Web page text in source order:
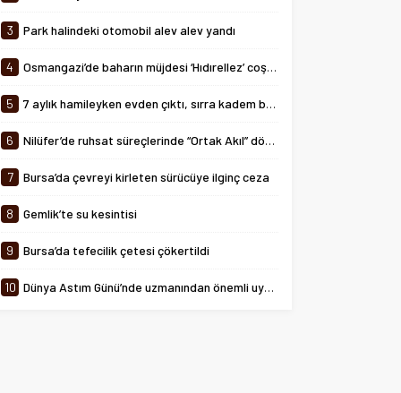
arasında...
3 Park halindeki otomobil alev alev yandı
4 Osmangazi’de baharın müjdesi ‘Hıdırellez’ coşkuyla kutlandı
5 7 aylık hamileyken evden çıktı, sırra kadem bastı
6 Nilüfer’de ruhsat süreçlerinde “Ortak Akıl” dönemi
7 Bursa’da çevreyi kirleten sürücüye ilginç ceza
8 Gemlik’te su kesintisi
9 Bursa’da tefecilik çetesi çökertildi
10 Dünya Astım Günü’nde uzmanından önemli uyarılar